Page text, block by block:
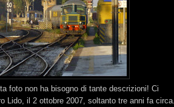
foto non ha bisogno di tante descrizioni! Ci
Lido, il 2 ottobre 2007, soltanto tre anni fa circa.